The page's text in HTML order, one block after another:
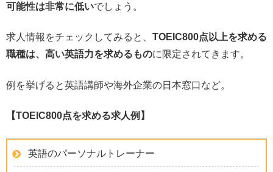
可能性は非常に低いでしょう。
求人情報をチェックしてみると、 TOEIC800点以上を求める
職種は、高い英語力を求めるものに限定されてきます。
例を挙げると英語講師や海外企業の日本窓口など。
【TOEIC800点を求める求人例】
英語のパーソナルトレーナー